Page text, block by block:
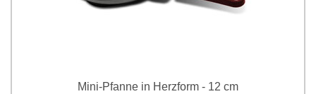
Mini-Pfanne in Herzform - 12 cm